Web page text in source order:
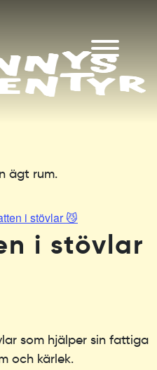
ägt rum.
i stövlar 😼
i stövlar
som hjälper sin fattiga
och kärlek.